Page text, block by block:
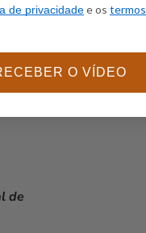
de
de privacidadee os termos
O VÍDEO